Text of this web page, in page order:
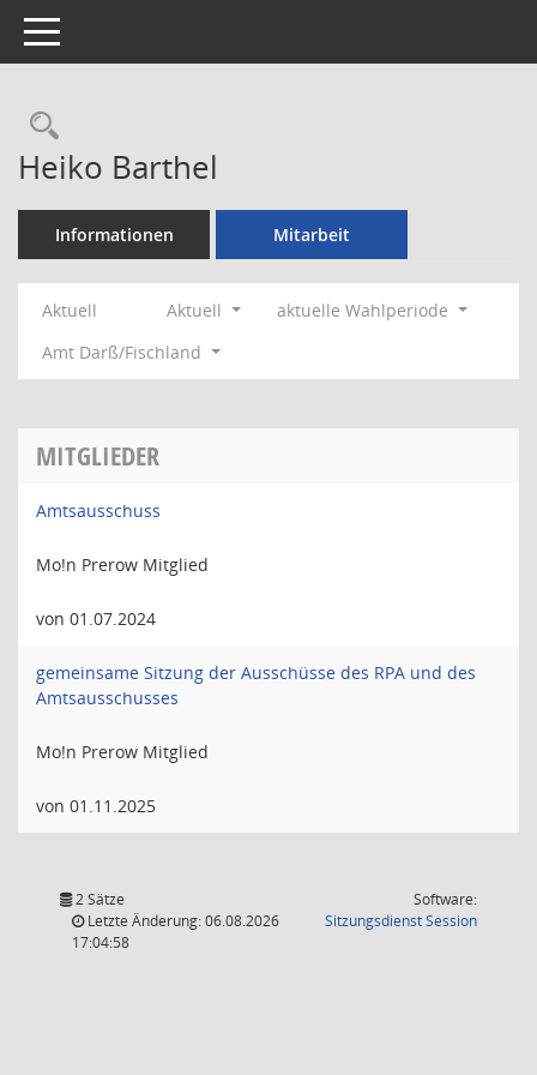
Toggle navigation
Rechercheauswahl
Heiko Barthel
Informationen Mitarbeit
Aktuell Aktuell
aktuelle Wahlperiode
Amt Darß/Fischland
MITGLIEDER
Amtsausschuss
Mo!n Prerow Mitglied
von 01.07.2024
gemeinsame Sitzung der Ausschüsse des RPA und des
Amtsausschusses
Mo!n Prerow Mitglied
von 01.11.2025
2 Sätze
Letzte Änderung: 06.08.2026
17:04:58
Software:
SitzungsdienstSession(Wird in